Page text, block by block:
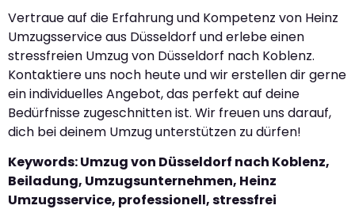
Vertraue auf die Erfahrung und Kompetenz von Heinz
Umzugsservice aus Düsseldorf und erlebe einen
stressfreien Umzug von Düsseldorf nach Koblenz.
Kontaktiere uns noch heute und wir erstellen dir gerne
ein individuelles Angebot, das perfekt auf deine
Bedürfnisse zugeschnitten ist. Wir freuen uns darauf,
dich bei deinem Umzug unterstützen zu dürfen!
Keywords: Umzug von Düsseldorf nach Koblenz,
Beiladung, Umzugsunternehmen, Heinz
Umzugsservice, professionell, stressfrei